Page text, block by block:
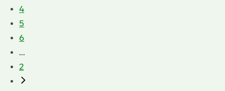
4
5
6
...
2